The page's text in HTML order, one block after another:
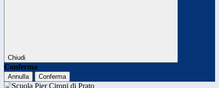
Chiudi
Conferma
Annulla Conferma